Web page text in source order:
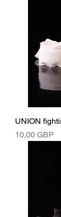
UNION
Ár
10,00 GBP